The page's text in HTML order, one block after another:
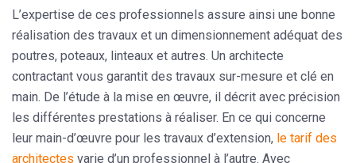
L’expertise de ces professionnels assure ainsi une bonne
réalisation des travaux et un dimensionnement adéquat des
poutres, poteaux, linteaux et autres. Un architecte
contractant vous garantit des travaux sur-mesure et clé en
main. De l’étude à la mise en œuvre, il décrit avec précision
les différentes prestations à réaliser. En ce qui concerne
leur main-d’œuvre pour les travaux d’extension, le tarif des
architectes varie d’un professionnel à l’autre. Avec